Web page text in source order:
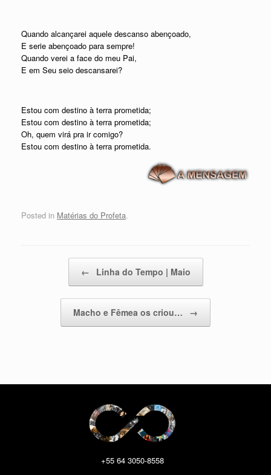
Quando alcançarei aquele descanso abençoado,
E serie abençoado para sempre!
Quando verei a face do meu Pai,
E em Seu seio descansarei?
Estou com destino à terra prometida;
Estou com destino à terra prometida;
Oh, quem virá pra ir comigo?
Estou com destino à terra prometida.
Posted in Matérias do Profeta.
← Linha do Tempo | Maio
Macho e Fêmea os criou… →
+55 64 3050-8558